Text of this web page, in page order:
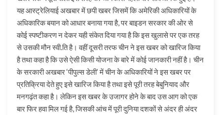
यह आस्ट्रेलियाई अखबार में छपी खबर जिसमें कि अमेरिकी अधिकारियों के
अधिकारिक बयान को आधार बनाया गया है, पर बाइडन सरकार की ओर से
कोई स्पष्टीकरण न देकर यही संकेत दिया गया है कि इस खुलासे पर एक तरह
से उसकी मौन स्वी.ति है। वहीं दूसरी तरफ चीन ने इस खबर को खारिज किया
है तथा कहा है कि उसे ऐसी किसी योजना के बारे में कोई जानकारी नहीं है। चीन
के सरकारी अखबार ‘पीपुल्स डेली’ में चीन के अधिकारियों ने इस खबर पर
प्रतिक्रिया देते हुए इसे खारिज किया है तथा इसे पूरी तरह बेबुनियाद और
मनगढ़ंत कहा है। लेकिन इस खबर के उजागर होने के बाद उस आग को एक
बार फिर हवा मिल गई है, जिसकी आंच में पूरी दुनिया दशकों से अंदर ही अंदर